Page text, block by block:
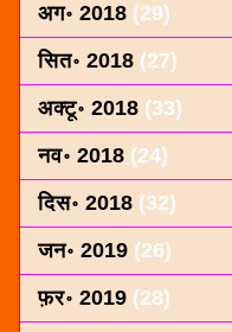
अग॰ 2018 (29)
सित॰ 2018 (27)
अक्टू॰ 2018 (33)
नव॰ 2018 (24)
दिस॰ 2018 (32)
जन॰ 2019 (26)
फ़र॰ 2019 (28)